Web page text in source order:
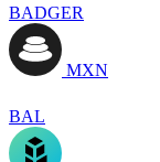
BADGER
MXN
BAL